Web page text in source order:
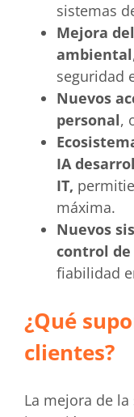
sistemas
Mejora
ambiental
seguridad
Nuevos
personal,
IA
IT,
máxima.
Nuevos
control de
fiabilidad
¿Qué
clientes?
La mejora de